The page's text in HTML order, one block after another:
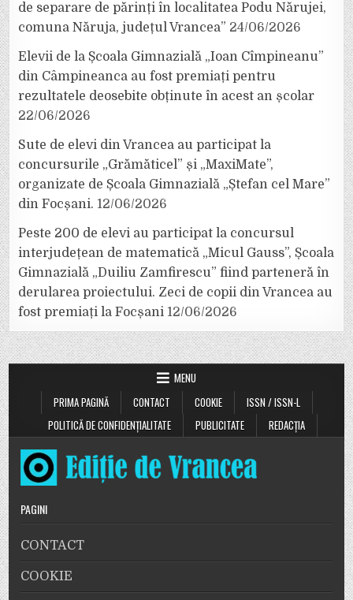
de separare de părinți în localitatea Podu Nărujei,
comuna Năruja, județul Vrancea” 24/06/2026
Elevii de la Școala Gimnazială „Ioan Cîmpineanu”
din Câmpineanca au fost premiați pentru
rezultatele deosebite obținute în acest an școlar
22/06/2026
Sute de elevi din Vrancea au participat la
concursurile „Grămăticel” și „MaxiMate”,
organizate de Școala Gimnazială „Ștefan cel Mare”
din Focșani. 12/06/2026
Peste 200 de elevi au participat la concursul
interjudețean de matematică „Micul Gauss”, Școala
Gimnazială „Duiliu Zamfirescu” fiind parteneră în
derularea proiectului. Zeci de copii din Vrancea au
fost premiați la Focșani 12/06/2026
MENU
PRIMA PAGINĂ
CONTACT COOKIE
ISSN / ISSN-L
POLITICĂ DE CONFIDENȚIALITATE
PUBLICITATE REDACȚIA
PAGINI
CONTACT
COOKIE